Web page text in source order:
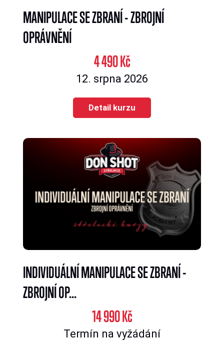
MANIPULACE SE ZBRANÍ - ZBROJNÍ
OPRÁVNĚNÍ
4 490 Kč
12. srpna 2026
Detail kurzu
INDIVIDUÁLNÍ MANIPULACE SE ZBRANÍ -
ZBROJNÍ OP...
14 990 Kč
Termín na vyžádání